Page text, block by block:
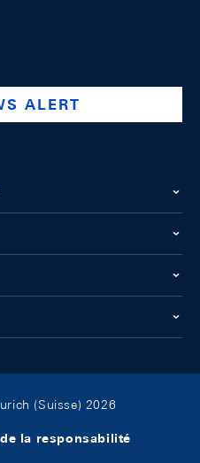
company/swiss-national-
@swissnationalbank
ALERT
(Suisse) 2026
la responsabilité